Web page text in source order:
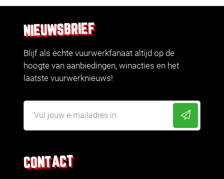
CONTACT
NIEUWSBRIEF
Blijf als echte vuurwerkfanaat altijd op de
hoogte van aanbiedingen, winacties en het
laatste vuurwerknieuws!